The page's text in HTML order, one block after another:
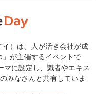
）は、人が活き会社が成
が主催するイベントで
に設定し、識者やエキス
みなさんと共有していま